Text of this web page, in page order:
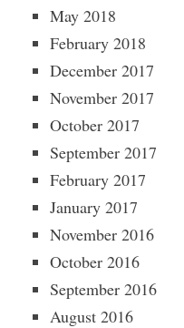
May 2018
February 2018
December 2017
November 2017
October 2017
September 2017
February 2017
January 2017
November 2016
October 2016
September 2016
August 2016